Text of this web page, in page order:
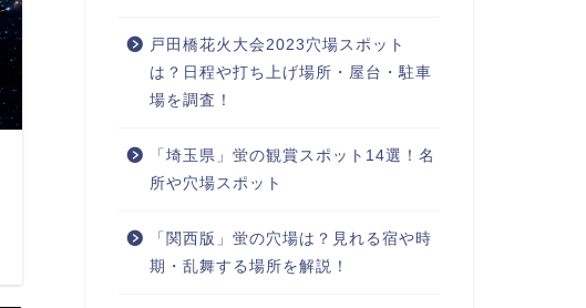
和風月明の由来は？起源と覚え方や
12カ月の一覧を解説！
2023年6月2日
戸田橋花火大会2023穴場スポット
は？日程や打ち上げ場所・屋台・駐車
場を調査！
「埼玉県」蛍の観賞スポット14選！名
所や穴場スポット
「関西版」蛍の穴場は？見れる宿や時
期・乱舞する場所を解説！